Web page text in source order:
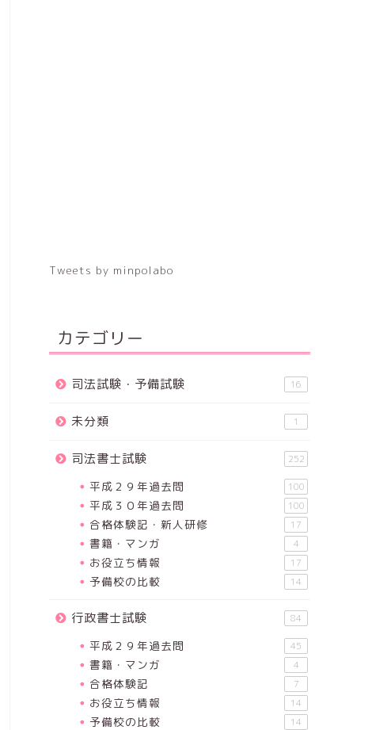
Tweets by minpolabo
カテゴリー
司法試験・予備試験 16
未分類 1
司法書士試験 252
平成２９年過去問 100
平成３０年過去問 100
合格体験記・新人研修 17
書籍・マンガ 4
お役立ち情報 17
予備校の比較 14
行政書士試験 84
平成２９年過去問 45
書籍・マンガ 4
合格体験記 7
お役立ち情報 14
予備校の比較 14